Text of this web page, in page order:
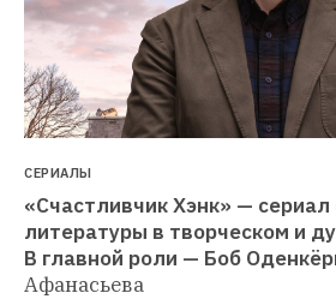
СЕРИАЛЫ
«Счастливчик Хэнк» —
литературы в творческом и
В главной роли — Боб
Афанасьева